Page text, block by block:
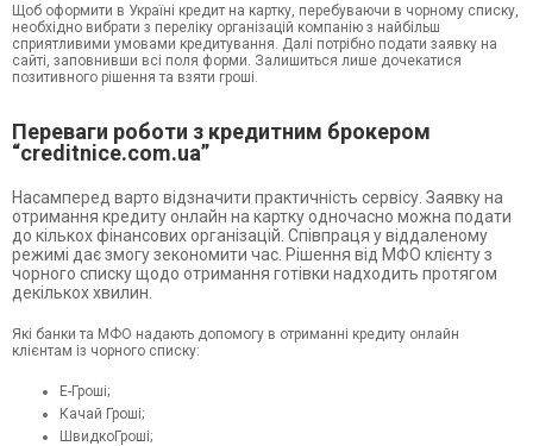
Щоб оформити в Україні кредит на картку, перебуваючи в чорному списку,
необхідно вибрати з переліку організацій компанію з найбільш
сприятливими умовами кредитування. Далі потрібно подати заявку на
сайті, заповнивши всі поля форми. Залишиться лише дочекатися
позитивного рішення та взяти гроші.
Переваги роботи з кредитним брокером
“creditnice.com.ua”
Насамперед варто відзначити практичність сервісу. Заявку на
отримання кредиту онлайн на картку одночасно можна подати
до кількох фінансових організацій. Співпраця у віддаленому
режимі дає змогу зекономити час. Рішення від МФО клієнту з
чорного списку щодо отримання готівки надходить протягом
декількох хвилин.
Які банки та МФО надають допомогу в отриманні кредиту онлайн
клієнтам із чорного списку:
Е-Гроші;
Качай Гроші;
ШвидкоГроші;